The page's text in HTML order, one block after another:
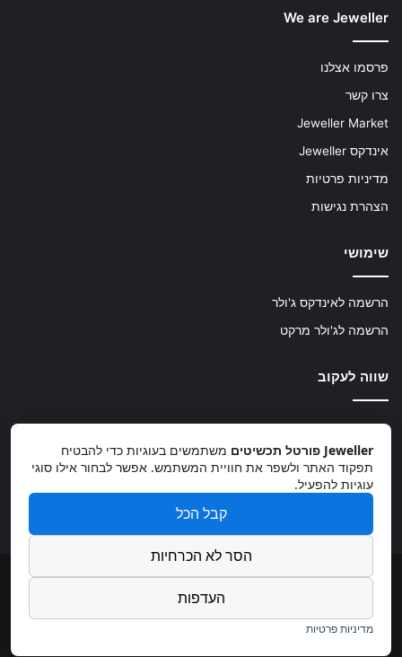
We are Jeweller
פרסמו אצלנו
צרו קשר
Jeweller Market
אינדקס Jeweller
מדיניות פרטיות
הצהרת נגישות
שימושי
הרשמה לאינדקס ג'ולר
הרשמה לג'ולר מרקט
שווה לעקוב
Facebook
Instagram
TikTok Jeweller פורטל תכשיטים
משתמשים בעוגיות כדי להבטיח
תפקוד האתר ולשפר את חוויית המשתמש. אפשר לבחור אילו סוגי
עוגיות להפעיל.
קבל הכל
הסר לא הכרחיות
העדפות
מדיניות פרטיות